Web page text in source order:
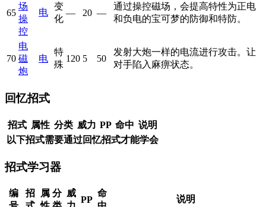
65
场
操
控
电
变
化
— 20 —
通过操控磁场，会提高特性为正电
和负电的宝可梦的防御和特防。
70
电
磁
炮
电
特
殊
120 5 50
发射大炮一样的电流进行攻击。让
对手陷入麻痹状态。
回忆招式
招式 属性 分类 威力 PP 命中 说明
以下招式需要通过回忆招式才能学会
招式学习器
编
招
属 分 威
PP
命
说明